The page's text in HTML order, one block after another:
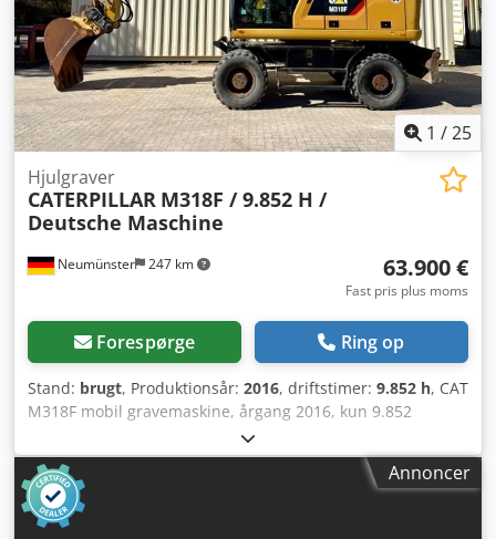
1 /25
Neumünster 247 km
Hjulgraver
CATERPILLAR M318F / 9.852 H /
Deutsche Maschine
63.900 €
Fast pris plus moms
Forespørge Ring op
Stand: brugt, Produktionsår: 2016, driftstimer: 9.852 h, CAT
M318F mobil gravemaskine, årgang 2016, kun 9.852
driftstimer! ---- Cjdpfx Agoyzld Dstorf * Producent: CAT *
Type: M318F * Årgang: 2016 * Aflæst driftstimer: ca. 9.852
* Sidste inspektion ved ca. 9.523 timer (06/2025) * Tysk
maskine / 1. ejer * Inkl. Liebherr Likufix SWA48 hydraulisk
hurtigskift * Inkl. 1 x dybdegrave-/skovl * God dækprofil *
Annoncer